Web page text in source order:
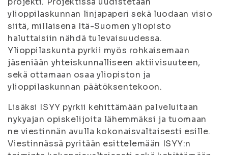
ylioppilaskunnan linjapaperi sekä luodaan visio
siitä, millaisena Itä-Suomen yliopisto
haluttaisiin nähdä tulevaisuudessa.
Ylioppilaskunta pyrkii myös rohkaisemaan
jäseniään yhteiskunnalliseen aktiivisuuteen,
sekä ottamaan osaa yliopiston ja
ylioppilaskunnan päätöksentekoon.
Lisäksi ISYY pyrkii kehittämään palveluitaan
nykyajan opiskelijoita lähemmäksi ja tuomaan
ne viestinnän avulla kokonaisvaltaisesti esille.
Viestinnässä pyritään esittelemään ISYY:n